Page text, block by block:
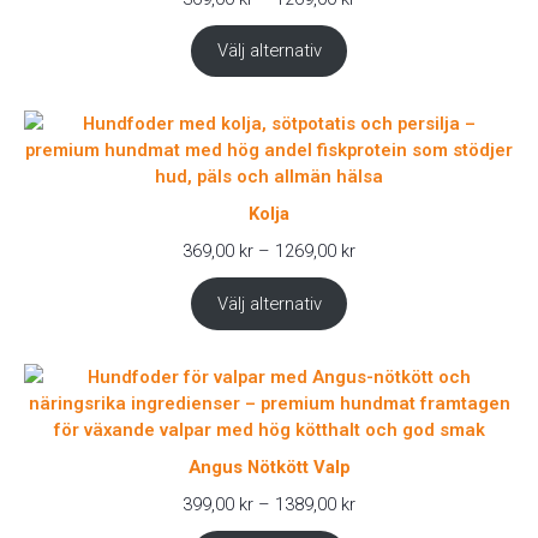
Välj alternativ
Kolja
369,00 kr – 1269,00 krPrisintervall:
Välj alternativ
Angus Nötkött Valp
399,00 kr – 1389,00 krPrisintervall: